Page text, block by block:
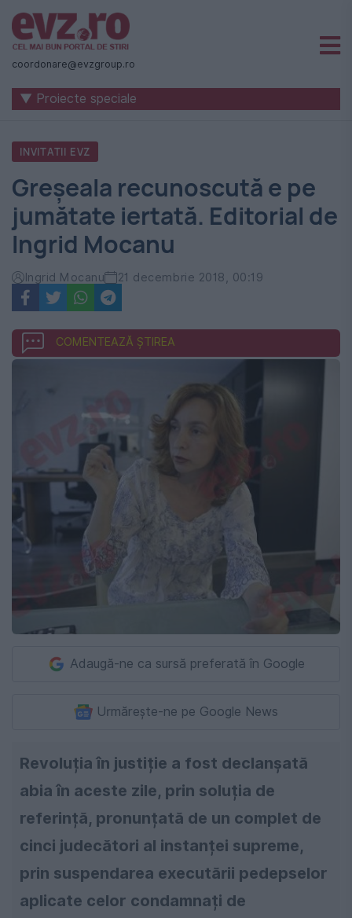
Știri
naționale
internaționale
România
-
Evenimentul
Zilei
coordonare@evzgroup.ro
▼ Proiecte speciale
INVITATII EVZ
Greșeala recunoscută e pe
jumătate iertată. Editorial de
Ingrid Mocanu
Ingrid Mocanu 21 decembrie 2018, 00:19
COMENTEAZĂ ȘTIREA
Adaugă-ne ca sursă preferată în Google
Urmărește-ne pe Google News
Revoluția în justiție a fost declanșată
abia în aceste zile, prin soluția de
referință, pronunțată de un complet de
cinci judecători al instanței supreme,
prin suspendarea executării pedepselor
aplicate celor condamnați de